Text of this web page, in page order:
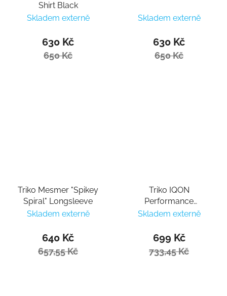
Shirt Black
Skladem externě
630 Kč
650 Kč
Skladem externě
630 Kč
650 Kč
Triko Mesmer "Spikey
Spiral" Longsleeve
Skladem externě
640 Kč
657,55 Kč
Triko IQON
Performance
Longsleeve
Skladem externě
699 Kč
733,45 Kč